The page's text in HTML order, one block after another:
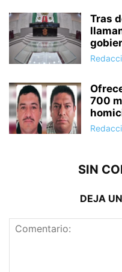
Tras
700
SIN
DEJA